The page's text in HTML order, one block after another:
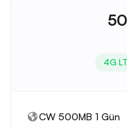
4G
CW 500MB 1 Gün